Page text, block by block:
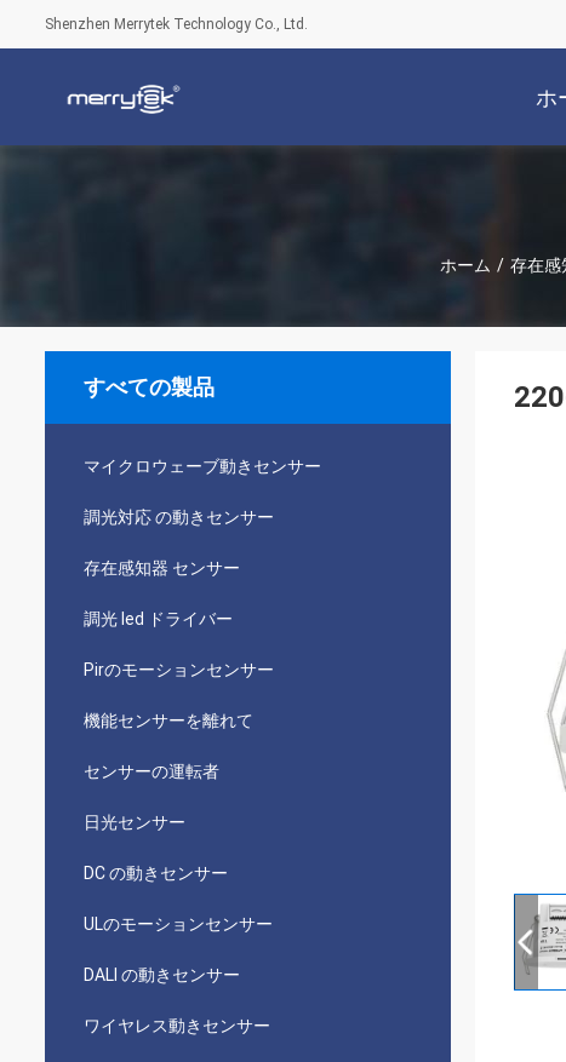
Shenzhen Merrytek Technology Co., Ltd.
ホ
ホーム / 存在感
すべての製品
マイクロウェーブ動きセンサー
調光対応 の動きセンサー
存在感知器 センサー
調光 led ドライバー
Pirのモーションセンサー
機能センサーを離れて
センサーの運転者
日光センサー
DC の動きセンサー
ULのモーションセンサー
DALI の動きセンサー
ワイヤレス動きセンサー